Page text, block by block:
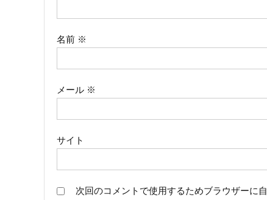
ン名前 ※
メール ※
サイト
次回のコメントで使用するためブラウザーに